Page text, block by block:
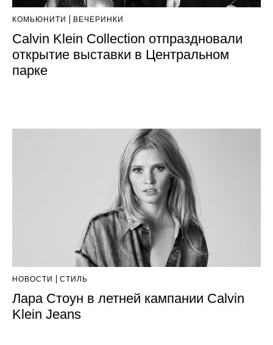
КОМЬЮНИТИ ВЕЧЕРИНКИ
Calvin Klein Collection отпраздновали
открытие выставки в Центральном
парке
НОВОСТИ СТИЛЬ
Лара Стоун в летней кампании Calvin
Klein Jeans